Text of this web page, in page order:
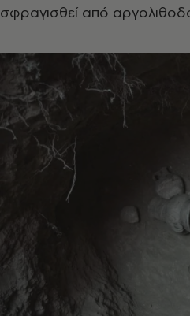
σφραγισθεί από